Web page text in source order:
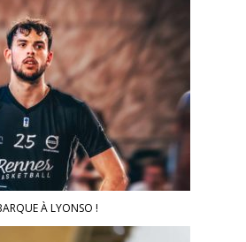
À LYONSO !